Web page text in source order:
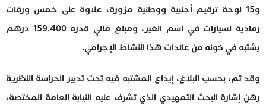
و15 لوحة ترقيم أجنبية ووطنية مزورة، علاوة على خمس ورقات
رمادية لسيارات في اسم الغير، ومبلغ مالي قدره 159.400 درهم
يشتبه في كونه من عائدات هذا النشاط الإجرامي.
وقد تم، بحسب البلاغ، إيداع المشتبه فيه تحت تدبير الحراسة النظرية
رهن إشارة البحث التمهيدي الذي تشرف عليه النيابة العامة المختصة،